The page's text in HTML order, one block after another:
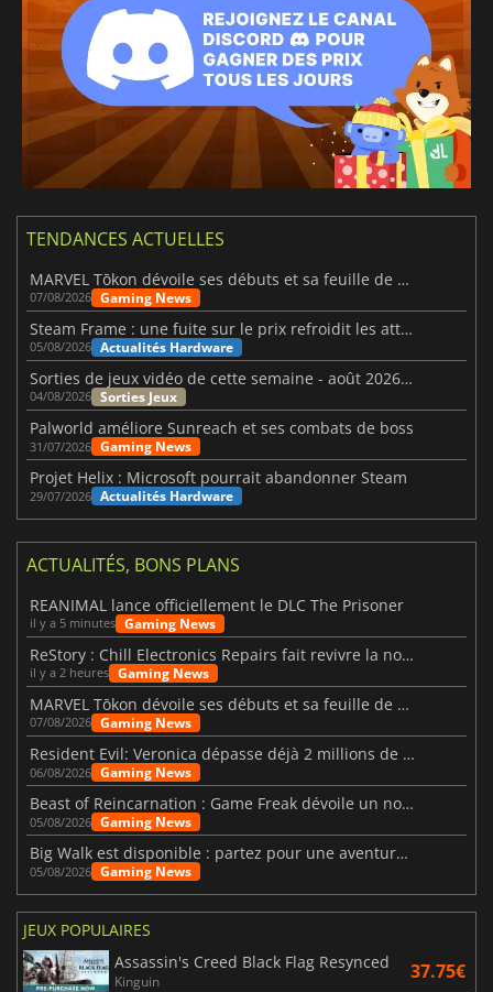
TENDANCES ACTUELLES
MARVEL Tōkon dévoile ses débuts et sa feuille de route
07/08/2026 Gaming News
Steam Frame : une fuite sur le prix refroidit les attentes VR
05/08/2026 Actualités Hardware
Sorties de jeux vidéo de cette semaine - août 2026 (semaine 32)
04/08/2026 Sorties Jeux
Palworld améliore Sunreach et ses combats de boss
31/07/2026 Gaming News
Projet Helix : Microsoft pourrait abandonner Steam
29/07/2026 Actualités Hardware
ACTUALITÉS, BONS PLANS
REANIMAL lance officiellement le DLC The Prisoner
il y a 5 minutes Gaming News
ReStory : Chill Electronics Repairs fait revivre la nostalgie des années 2000
il y a 2 heures Gaming News
MARVEL Tōkon dévoile ses débuts et sa feuille de route
07/08/2026 Gaming News
Resident Evil: Veronica dépasse déjà 2 millions de wishlists
06/08/2026 Gaming News
Beast of Reincarnation : Game Freak dévoile un nouveau pari
05/08/2026 Gaming News
Big Walk est disponible : partez pour une aventure entre amis
05/08/2026 Gaming News
JEUX POPULAIRES
Assassin's Creed Black Flag Resynced
Kinguin 37.75€